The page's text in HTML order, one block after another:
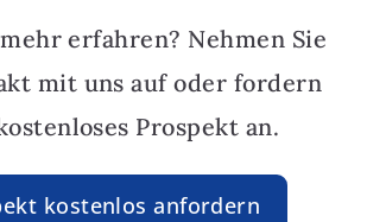
erfahren? Nehmen Sie
mit uns auf oder fordern
Prospekt an.
kostenlos anfordern